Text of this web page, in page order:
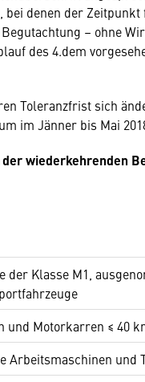
bei denen der
– ohne
des 4.dem
Toleranzfrist sich
im Jänner bis Mai
wiederkehrenden
der Klasse M1,
und Motorkarren ≤ 40
Arbeitsmaschinen und